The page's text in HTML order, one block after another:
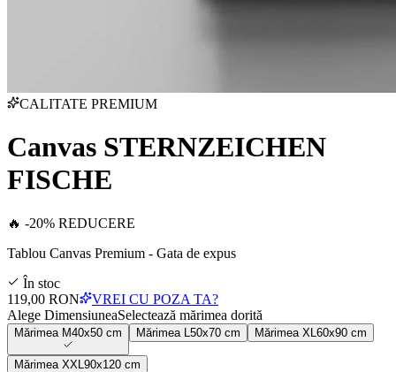
CALITATE PREMIUM
Canvas STERNZEICHEN
FISCHE
🔥 -20% REDUCERE
Tablou Canvas Premium - Gata de expus
În stoc
119,00 RON
VREI CU POZA TA?
Alege DimensiuneaSelectează mărimea dorită
Mărimea M40x50 cm Mărimea 50x70 cm Mărimea XL 60x90 cm
Mărimea XXL 90x120 cm